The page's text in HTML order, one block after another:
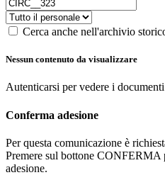
Cerca anche nell'archivio
Nessun contenuto da visualizzare
Autenticarsi per vedere i
Conferma adesione
Per questa comunicazione è
Premere sul bottone CONFERMA
adesione.